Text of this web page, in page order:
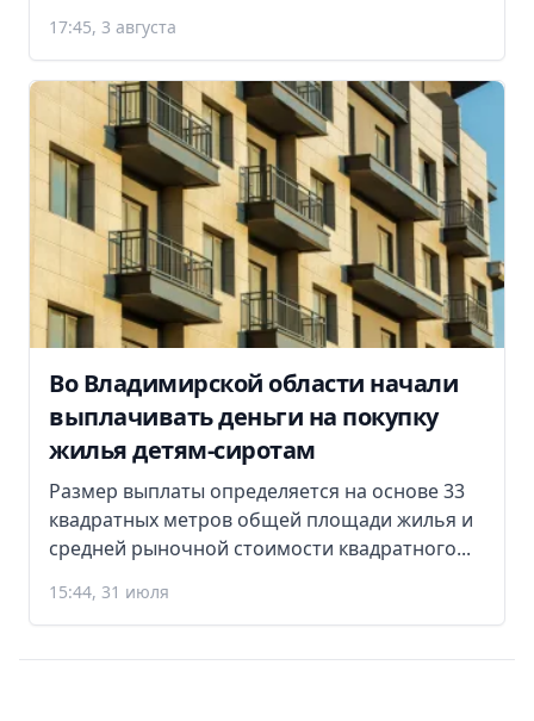
17:45, 3 августа
Во Владимирской области начали
выплачивать деньги на покупку
жилья детям-сиротам
Размер выплаты определяется на основе 33
квадратных метров общей площади жилья и
средней рыночной стоимости квадратного...
15:44, 31 июля